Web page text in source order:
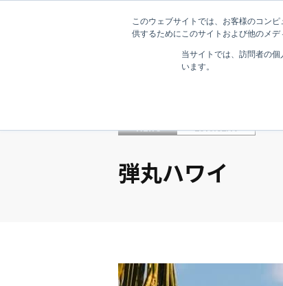
このウェブサイトでは、お客様のコン
供するためにこのサイトおよび他のメ
当サイトでは、訪問者の
います。
NEWS 2019.02.17
弾丸ハワイ